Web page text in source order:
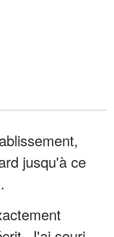
jusqu'à ce